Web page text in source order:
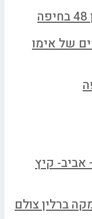
של אימו
אביב- קיץ
למקה ברלין צולם